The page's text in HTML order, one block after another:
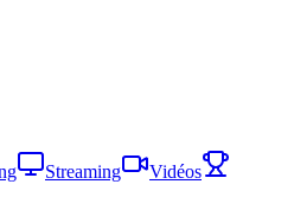
Streaming
Vidéos